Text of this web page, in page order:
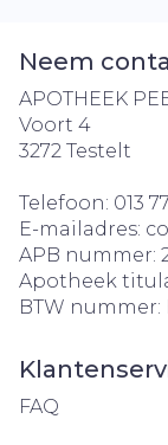
Neem
APOTHEEK
Voort 4
3272 Testelt
Telefoon: 013
E-mailadres:
APB nummer:
Apotheek
BTW nummer:
FAQ